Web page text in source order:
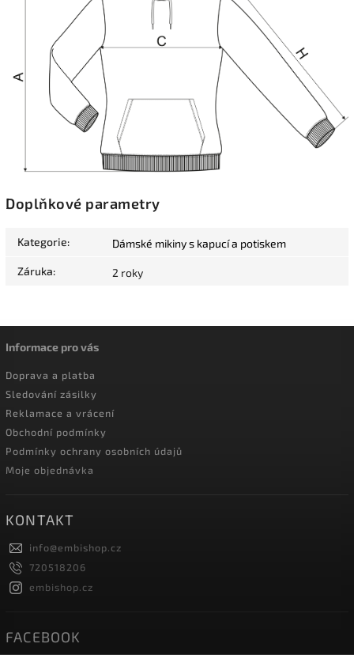
Doplňkové parametry
Kategorie: Dámské mikiny s kapucí a potiskem
Záruka: 2 roky
Informace pro vás
Doprava a platba
Sledování zásilky
Reklamace a vrácení
Obchodní podmínky
Podmínky ochrany osobních údajů
Moje objednávka
KONTAKT
info@embishop.cz
720518206
embishop.cz
FACEBOOK